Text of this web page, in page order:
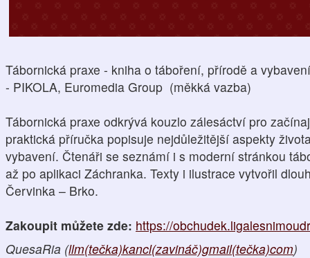
Tábornická praxe - kniha o táboření, přírodě a
- PIKOLA, Euromedia Group (měkká vazba)
Tábornická praxe odkrývá kouzlo zálesáctví pro
praktická příručka popisuje nejdůležitější aspekty
vybavení. Čtenáři se seznámí i s moderní stránkou
až po aplikaci Záchranka. Texty i ilustrace vytvořil
Červinka – Brko.
Zakoupit můžete zde: https://
QuesaRia (llm(tečka)kancl(zavináč)gmail(tečka)com)